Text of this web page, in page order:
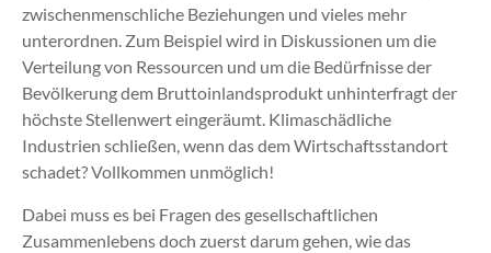
zwischenmenschliche Beziehungen und vieles mehr
unterordnen. Zum Beispiel wird in Diskussionen um die
Verteilung von Ressourcen und um die Bedürfnisse der
Bevölkerung dem Bruttoinlandsprodukt unhinterfragt der
höchste Stellenwert eingeräumt. Klimaschädliche
Industrien schließen, wenn das dem Wirtschaftsstandort
schadet? Vollkommen unmöglich!
Dabei muss es bei Fragen des gesellschaftlichen
Zusammenlebens doch zuerst darum gehen, wie das